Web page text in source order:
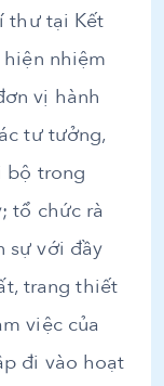
thư tại Kết
nhiệm
vị hành
tư tưởng,
bộ trong
tổ chức rà
sự với đầy
trang thiết
việc của
đi vào hoạt